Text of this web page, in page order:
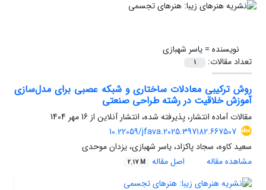
نویسنده =یاسر شهبازی
تعداد مقالات:
1
روش ترکیبی معادلات ساختاری و شبکه عصبی برای مدل‌سازی
آموزش خلاقیت در رشته طراحی صنعتی
مقالات آماده انتشار، پذیرفته شده، انتشار آنلاین از 16 مهر 1404
10.22059/jfava.2025.397182.667507
سعید کاوه، سجاد پاکزاد، یاسر شهبازی، یزدان موحدی
مشاهده مقاله
اصل مقاله 2.17 M